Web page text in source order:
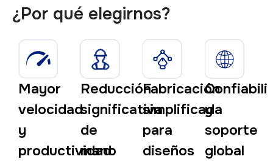
¿Por qué elegirnos?
Mayor
velocidad
y
productividad
Reducción
significativa
de
mano
Fabricación
simplificada
para
diseños
y
soporte
global